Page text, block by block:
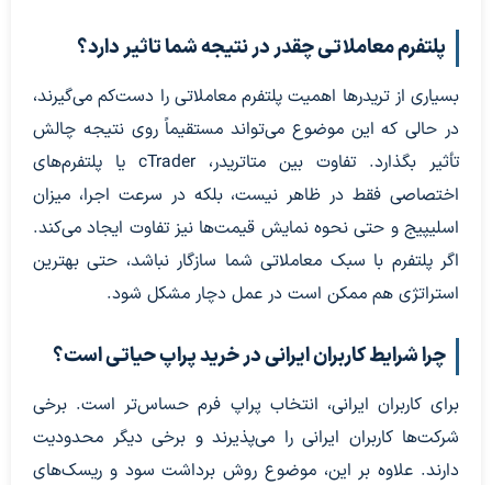
پلتفرم معاملاتی چقدر در نتیجه شما تاثیر دارد؟
بسیاری از تریدرها اهمیت پلتفرم معاملاتی را دست‌کم می‌گیرند،
در حالی که این موضوع می‌تواند مستقیماً روی نتیجه چالش
تأثیر بگذارد. تفاوت بین متاتریدر، cTrader یا پلتفرم‌های
اختصاصی فقط در ظاهر نیست، بلکه در سرعت اجرا، میزان
اسلیپیج و حتی نحوه نمایش قیمت‌ها نیز تفاوت ایجاد می‌کند.
اگر پلتفرم با سبک معاملاتی شما سازگار نباشد، حتی بهترین
استراتژی هم ممکن است در عمل دچار مشکل شود.
چرا شرایط کاربران ایرانی در خرید پراپ حیاتی است؟
برای کاربران ایرانی، انتخاب پراپ فرم حساس‌تر است. برخی
شرکت‌ها کاربران ایرانی را می‌پذیرند و برخی دیگر محدودیت
دارند. علاوه بر این، موضوع روش برداشت سود و ریسک‌های